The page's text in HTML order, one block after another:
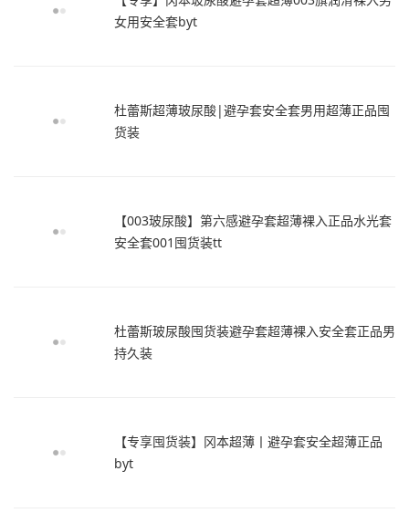
女用安全套byt
杜蕾斯超薄玻尿酸|避孕套安全套男用超薄正品囤
货装
【003玻尿酸】第六感避孕套超薄裸入正品水光套
安全套001囤货装tt
杜蕾斯玻尿酸囤货装避孕套超薄裸入安全套正品男
持久装
【专享囤货装】冈本超薄丨避孕套安全超薄正品
byt